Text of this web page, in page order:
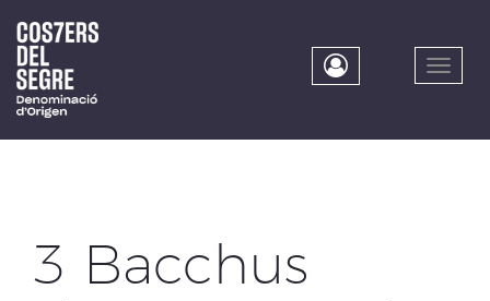
main
content
Toggle
3 Bacchus